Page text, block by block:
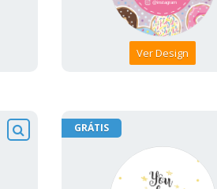
Ver Design
GRÁTIS